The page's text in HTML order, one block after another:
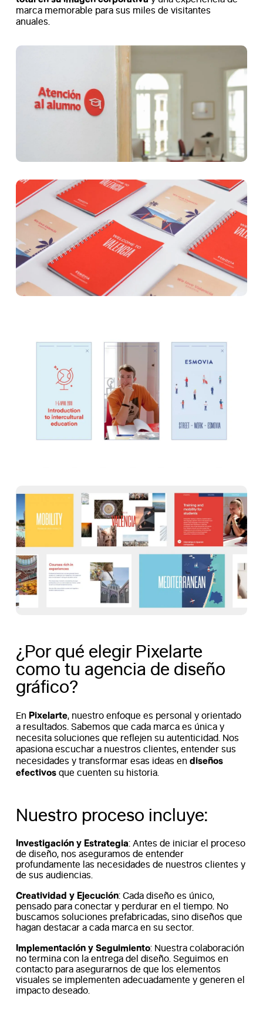
marca memorable para sus miles de visitantes
anuales.
¿Por qué elegir Pixelarte
como tu agencia de diseño
gráfico?
En Pixelarte, nuestro enfoque es personal y orientado
a resultados. Sabemos que cada marca es única y
necesita soluciones que reflejen su autenticidad. Nos
apasiona escuchar a nuestros clientes, entender sus
necesidades y transformar esas ideas endiseños
efectivos que cuenten su historia.
Nuestro proceso incluye:
Investigación y Estrategia: Antes de iniciar el proceso
de diseño, nos aseguramos de entender
profundamente las necesidades de nuestros clientes y
de sus audiencias.
Creatividad y Ejecución: Cada diseño es único,
pensado para conectar y perdurar en el tiempo. No
buscamos soluciones prefabricadas, sino diseños que
hagan destacar a cada marca en su sector.
Implementación y Seguimiento: Nuestra colaboración
no termina con la entrega del diseño. Seguimos en
contacto para asegurarnos de que los elementos
visuales se implementen adecuadamente y generen el
impacto deseado.